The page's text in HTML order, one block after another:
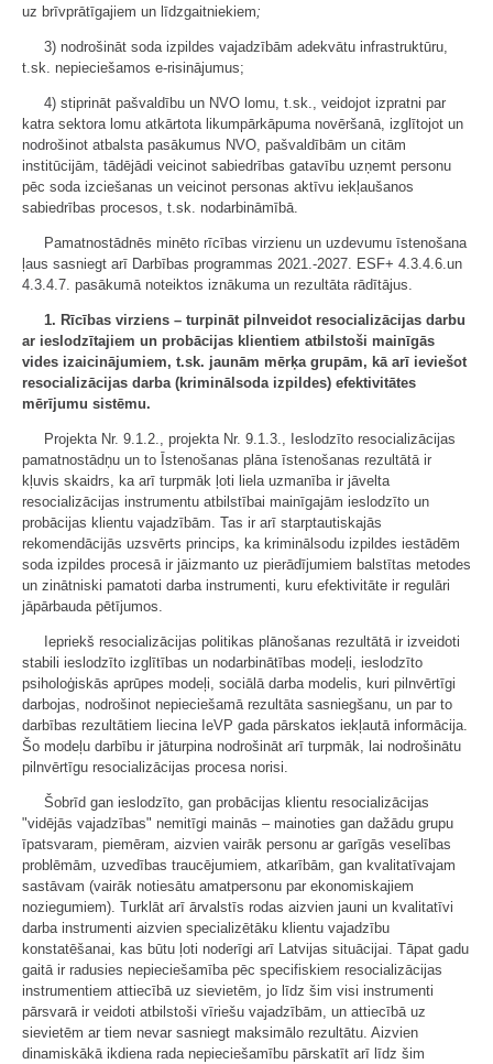
uz brīvprātīgajiem un līdzgaitniekiem;
3) nodrošināt soda izpildes vajadzībām adekvātu infrastruktūru,
t.sk. nepieciešamos e-risinājumus;
4) stiprināt pašvaldību un NVO lomu, t.sk., veidojot izpratni par
katra sektora lomu atkārtota likumpārkāpuma novēršanā, izglītojot un
nodrošinot atbalsta pasākumus NVO, pašvaldībām un citām
institūcijām, tādējādi veicinot sabiedrības gatavību uzņemt personu
pēc soda izciešanas un veicinot personas aktīvu iekļaušanos
sabiedrības procesos, t.sk. nodarbināmībā.
Pamatnostādnēs minēto rīcības virzienu un uzdevumu īstenošana
ļaus sasniegt arī Darbības programmas 2021.-2027. ESF+ 4.3.4.6.un
4.3.4.7. pasākumā noteiktos iznākuma un rezultāta rādītājus.
1. Rīcības virziens – turpināt pilnveidot resocializācijas darbu
ar ieslodzītajiem un probācijas klientiem atbilstoši mainīgās
vides izaicinājumiem, t.sk. jaunām mērķa grupām, kā arī ieviešot
resocializācijas darba (kriminālsoda izpildes) efektivitātes
mērījumu sistēmu.
Projekta Nr. 9.1.2., projekta Nr. 9.1.3., Ieslodzīto resocializācijas
pamatnostādņu un to Īstenošanas plāna īstenošanas rezultātā ir
kļuvis skaidrs, ka arī turpmāk ļoti liela uzmanība ir jāvelta
resocializācijas instrumentu atbilstībai mainīgajām ieslodzīto un
probācijas klientu vajadzībām. Tas ir arī starptautiskajās
rekomendācijās uzsvērts princips, ka kriminālsodu izpildes iestādēm
soda izpildes procesā ir jāizmanto uz pierādījumiem balstītas metodes
un zinātniski pamatoti darba instrumenti, kuru efektivitāte ir regulāri
jāpārbauda pētījumos.
Iepriekš resocializācijas politikas plānošanas rezultātā ir izveidoti
stabili ieslodzīto izglītības un nodarbinātības modeļi, ieslodzīto
psiholoģiskās aprūpes modeļi, sociālā darba modelis, kuri pilnvērtīgi
darbojas, nodrošinot nepieciešamā rezultāta sasniegšanu, un par to
darbības rezultātiem liecina IeVP gada pārskatos iekļautā informācija.
Šo modeļu darbību ir jāturpina nodrošināt arī turpmāk, lai nodrošinātu
pilnvērtīgu resocializācijas procesa norisi.
Šobrīd gan ieslodzīto, gan probācijas klientu resocializācijas
"vidējās vajadzības" nemitīgi mainās – mainoties gan dažādu grupu
īpatsvaram, piemēram, aizvien vairāk personu ar garīgās veselības
problēmām, uzvedības traucējumiem, atkarībām, gan kvalitatīvajam
sastāvam (vairāk notiesātu amatpersonu par ekonomiskajiem
noziegumiem). Turklāt arī ārvalstīs rodas aizvien jauni un kvalitatīvi
darba instrumenti aizvien specializētāku klientu vajadzību
konstatēšanai, kas būtu ļoti noderīgi arī Latvijas situācijai. Tāpat gadu
gaitā ir radusies nepieciešamība pēc specifiskiem resocializācijas
instrumentiem attiecībā uz sievietēm, jo līdz šim visi instrumenti
pārsvarā ir veidoti atbilstoši vīriešu vajadzībām, un attiecībā uz
sievietēm ar tiem nevar sasniegt maksimālo rezultātu. Aizvien
dinamiskākā ikdiena rada nepieciešamību pārskatīt arī līdz šim